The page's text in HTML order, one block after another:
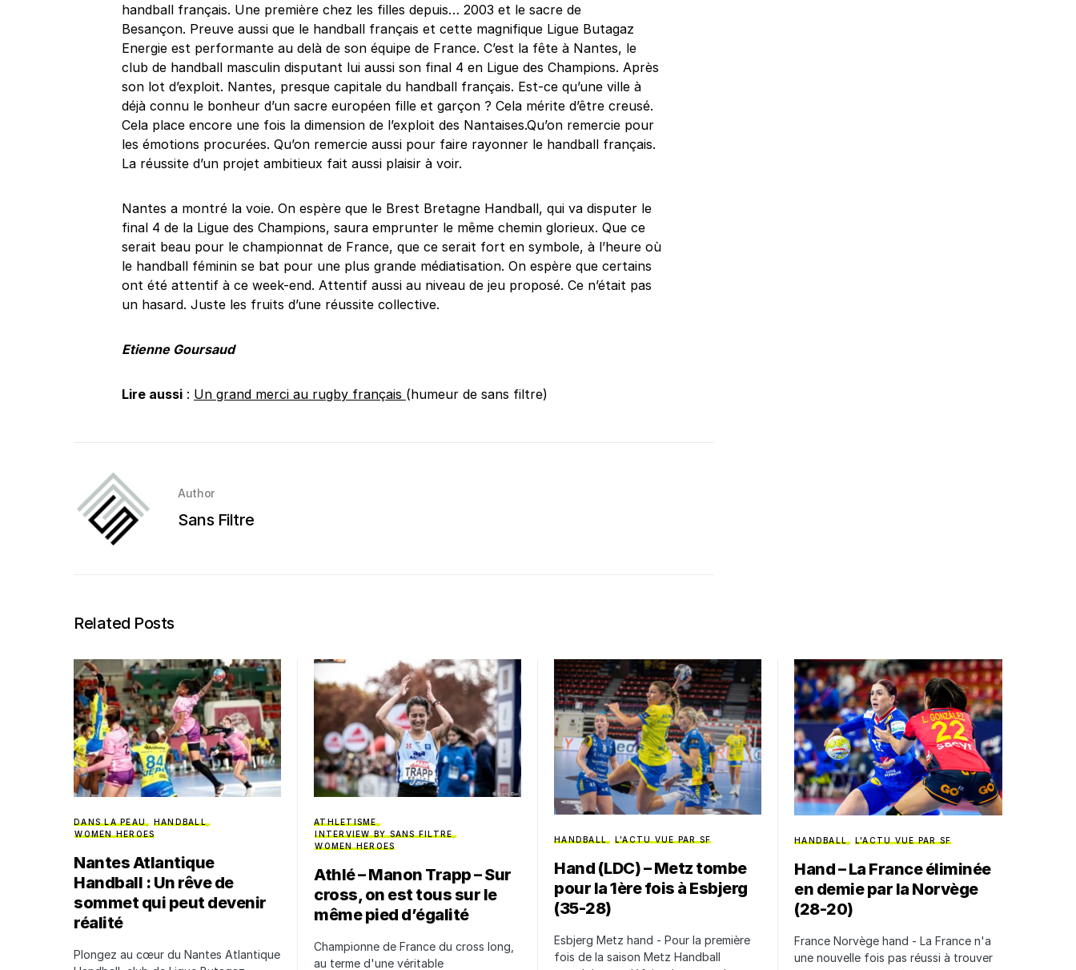
handball français. Une première chez les filles depuis… 2003 et le sacre de
Besançon. Preuve aussi que le handball français et cette magnifique Ligue Butagaz
Energie est performante au delà de son équipe de France. C’est la fête à Nantes, le
club de handball masculin disputant lui aussi son final 4 en Ligue des Champions. Après
son lot d’exploit. Nantes, presque capitale du handball français. Est-ce qu’une ville à
déjà connu le bonheur d’un sacre européen fille et garçon ? Cela mérite d’être creusé.
Cela place encore une fois la dimension de l’exploit des Nantaises.Qu’on remercie pour
les émotions procurées. Qu’on remercie aussi pour faire rayonner le handball français.
La réussite d’un projet ambitieux fait aussi plaisir à voir.
Nantes a montré la voie. On espère que le Brest Bretagne Handball, qui va disputer le
final 4 de la Ligue des Champions, saura emprunter le même chemin glorieux. Que ce
serait beau pour le championnat de France, que ce serait fort en symbole, à l’heure où
le handball féminin se bat pour une plus grande médiatisation. On espère que certains
ont été attentif à ce week-end. Attentif aussi au niveau de jeu proposé. Ce n’était pas
un hasard. Juste les fruits d’une réussite collective.
Etienne Goursaud
Lire aussi : Un grand merci au rugby français (humeur de sans filtre)
Author
Sans Filtre
Related Posts
DANS LA PEAU
HANDBALL
WOMEN HEROES
Nantes Atlantique
Handball : Un rêve de
sommet qui peut devenir
réalité
Plongez au cœur du Nantes Atlantique
ATHLETISME
INTERVIEW BY SANS FILTRE
WOMEN HEROES
Athlé – Manon Trapp – Sur
cross, on est tous sur le
même pied d’égalité
Championne de France du cross long,
au terme d'une véritable
HANDBALL L'ACTU VUE PAR SF
Hand (LDC) – Metz tombe
pour la 1ère fois à Esbjerg
(35-28)
Esbjerg Metz hand - Pour la première
fois de la saison Metz Handball
HANDBALL L'ACTU VUE PAR SF
Hand – La France éliminée
en demie par la Norvège
(28-20)
France Norvège hand - La France n'a
une nouvelle fois pas réussi à trouver